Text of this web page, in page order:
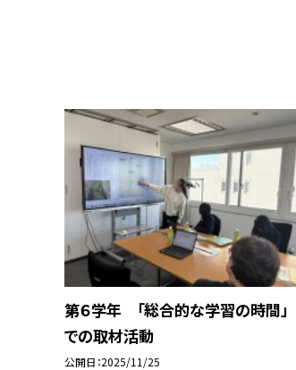
第６学年 「総合的な学習の時間」
での取材活動
公開日 2025/11/25